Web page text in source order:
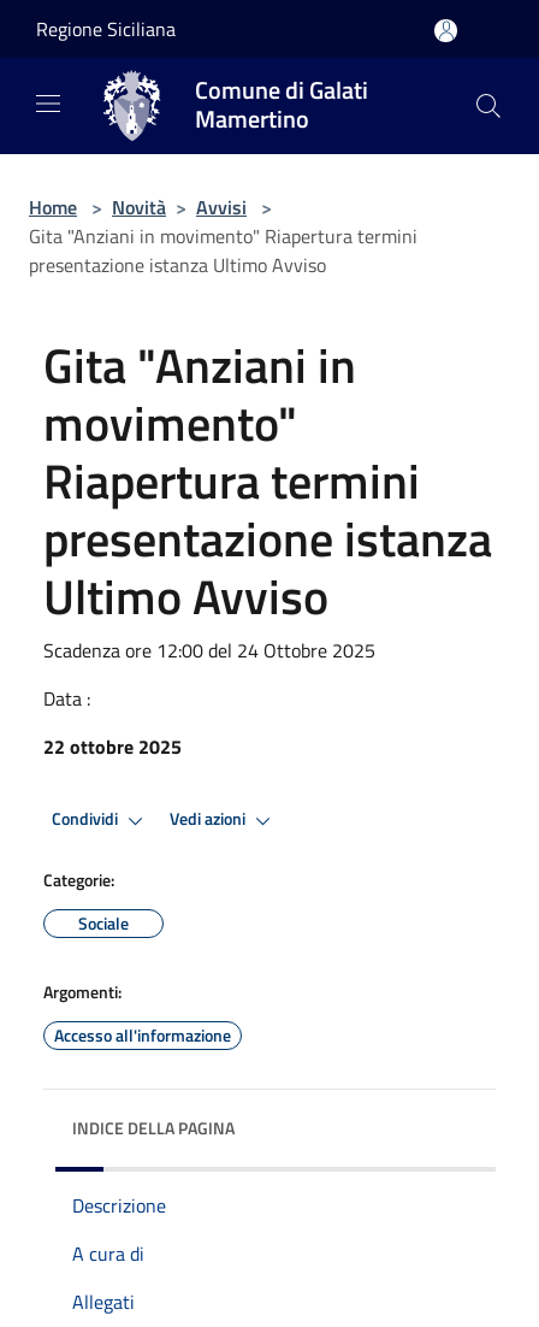
Regione Siciliana
Comune di Galati
Mamertino
Home > Novità > Avvisi >
Gita "Anziani in movimento" Riapertura termini
presentazione istanza Ultimo Avviso
Gita "Anziani in
movimento"
Riapertura termini
presentazione istanza
Ultimo Avviso
Scadenza ore 12:00 del 24 Ottobre 2025
Data :
22 ottobre 2025
Condividi Vedi azioni
Categorie:
Sociale
Argomenti:
Accesso all'informazione
INDICE DELLA PAGINA
Descrizione
A cura di
Allegati